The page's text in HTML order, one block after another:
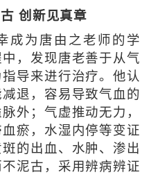
创新见真章
为唐由之老师的学
，发现唐老善于从气
导来进行治疗。他认
退，容易导致气血的
外；气虚推动无力，
瘀，水湿内停等变证
的出血、水肿、渗出
泥古，采用辨病辨证